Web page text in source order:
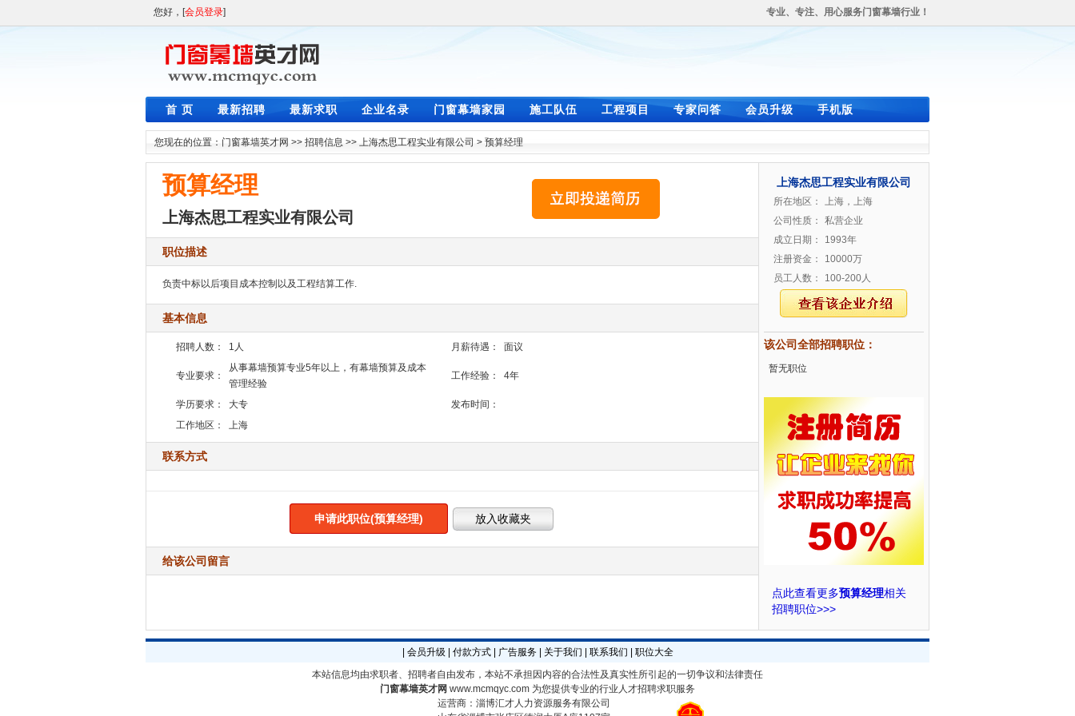
您好，[会员登录] 专业、专注、用心服务门窗幕墙行业！
首 页 最新招聘 最新求职 企业名录 门窗幕墙家园 施工队伍 工程项目 专家问答 会员升级 手机版
您现在的位置： 门窗幕墙英才网 >> 招聘信息 >> 上海杰思工程实业有限公司 > 预算经理
预算经理
上海杰思工程实业有限公司
职位描述
负责中标以后项目成本控制以及工程结算工作.
基本信息
招聘人数： 1人 月薪待遇： 面议
专业要求：
从事幕墙预算专业5年以上，有幕墙预算及成本
管理经验
工作经验： 4年
学历要求： 大专
发布时间：
工作地区：
上海
联系方式
申请此职位(预算经理)
给该公司留言
上海杰思工程实业有限公司
所在地区：
上海，上海
公司性质：
私营企业
成立日期：
1993年
注册资金：
10000万
员工人数：
100-200人
该公司全部招聘职位：
暂无职位
点此查看更多预算经理相关
招聘职位>>>
会员升级 付款方式| 广告服务| 关于我们 联系我们
职位大全
本站信息均由求职者、招聘者自由发布，本站不承担因内容的合法性及真实性所引起的一切争议和法律责任
门窗幕墙英才网 www.mcmqyc.com 为您提供专业的行业人才招聘求职服务
运营商：淄博汇才人力资源服务有限公司